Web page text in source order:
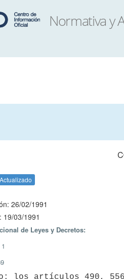
26/02/1991
19/03/1991
de Leyes y Decretos: